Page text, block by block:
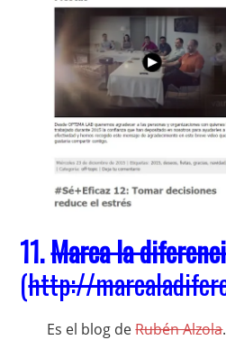
11.Marca la
(http://
Es el blog deRubén Alzola